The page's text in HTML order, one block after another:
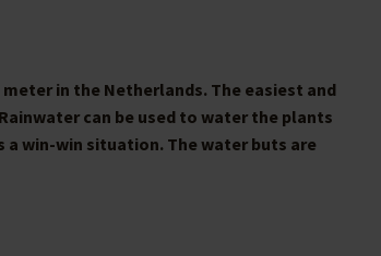
in the Netherlands. The easiest and
can be used to water the plants
a win-win situation. The water buts are